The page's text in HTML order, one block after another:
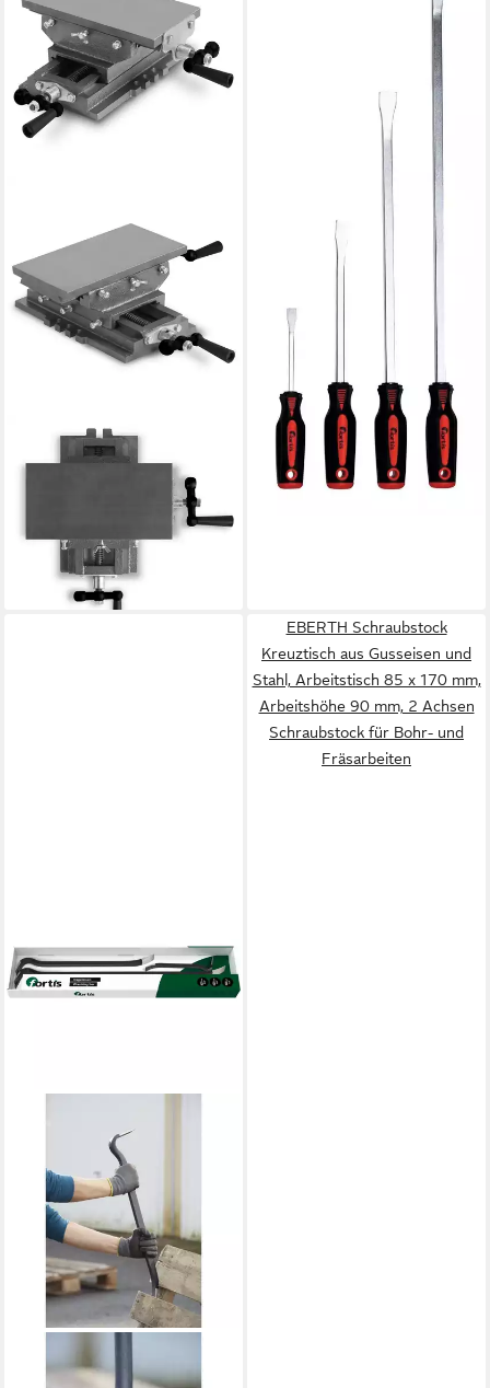
EBERTH
Schraubstock Kreuztisch aus
Arbeitstisch 120 x 230 mm,
Arbeitshöhe 100 mm, 2
Achsen Schraubstock für
Bohr- und Fräsarbeiten
lieferbar - in 4-5 Werktagen bei dir
Hebeleisen-Satz mit Griff
lieferbar - in 2-3 Werktagen bei dir
Kurbelabzieher
EBERTH Schraubstock
Kreuztisch aus Gusseisen und
Stahl, Arbeitstisch 85 x 170 mm,
Arbeitshöhe 90 mm, 2 Achsen
Schraubstock für Bohr- und
Fräsarbeiten